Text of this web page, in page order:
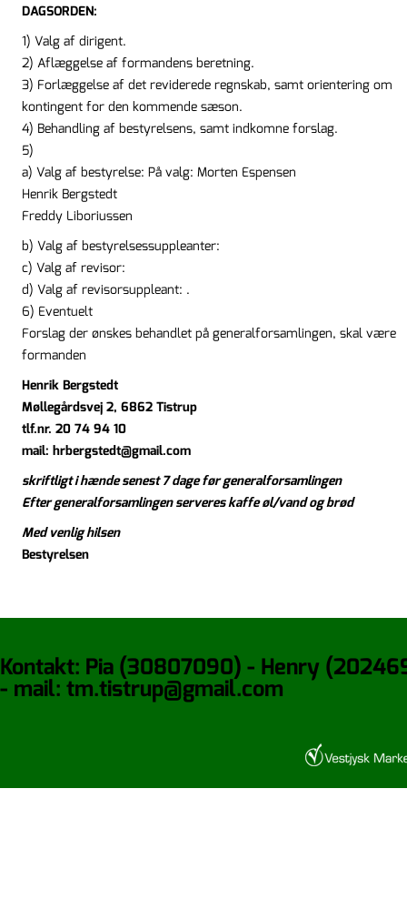
DAGSORDEN:
1) Valg af dirigent.
2) Aflæggelse af formandens beretning.
3) Forlæggelse af det reviderede regnskab, samt orientering om
kontingent for den kommende sæson.
4) Behandling af bestyrelsens, samt indkomne forslag.
5)
a) Valg af bestyrelse: På valg: Morten Espensen
Henrik Bergstedt
Freddy Liboriussen
b) Valg af bestyrelsessuppleanter:
c) Valg af revisor:
d) Valg af revisorsuppleant: .
6) Eventuelt
Forslag der ønskes behandlet på generalforsamlingen, skal være
formanden
Henrik Bergstedt
Møllegårdsvej 2, 6862 Tistrup
tlf.nr. 20 74 94 10
mail: hrbergstedt@gmail.com
skriftligt i hænde senest 7 dage før generalforsamlingen
Efter generalforsamlingen serveres kaffe øl/vand og brød
Med venlig hilsen
Bestyrelsen
Kontakt: Pia (30807090) - Henry
- mail: tm.tistrup@gmail.com